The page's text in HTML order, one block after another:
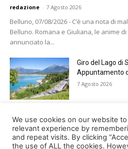
redazione - 7 Agosto 2026
Belluno, 07/08/2026 - C’è una nota di
Belluno. Romana e Giuliana, le anime
annunciato la...
Giro del Lago di
Appuntamento
7 Agosto 2026
Belluno rende
Alessandro e
6 Agosto 2026
We use cookies on our website
relevant experience by
and repeat visits. By clicking
the use of ALL the cookies.